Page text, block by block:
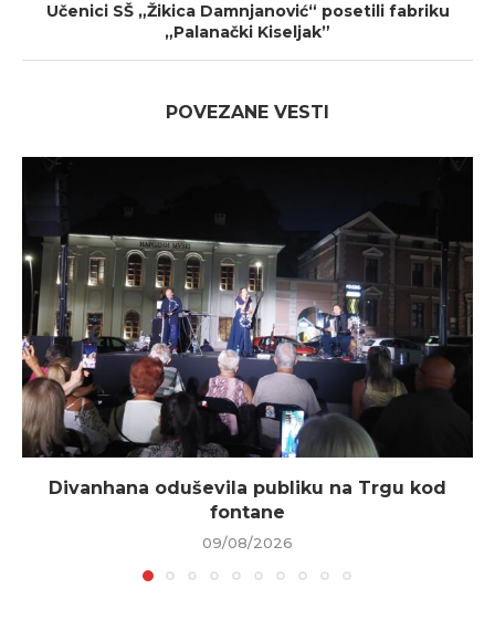
Učenici SŠ „Žikica Damnjanović“ posetili fabriku
„Palanački Kiseljak”
POVEZANE VESTI
Divanhana oduševila publiku na Trgu kod
fontane
09/08/2026